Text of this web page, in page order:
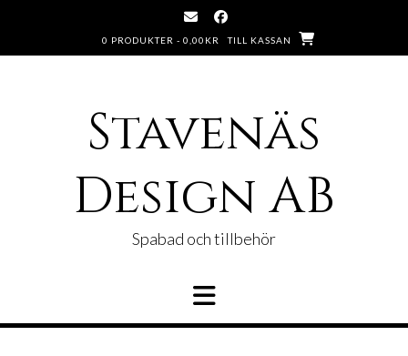
0 PRODUKTER - 0,00 KR TILL KASSAN
Stavenäs
Design AB
Spabad och tillbehör